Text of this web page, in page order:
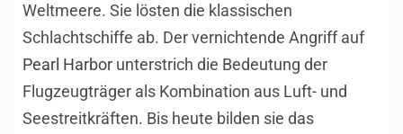
Weltmeere. Sie lösten die klassischen
Schlachtschiffe ab. Der vernichtende Angriff auf
Pearl Harbor unterstrich die Bedeutung der
Flugzeugträger als Kombination aus Luft- und
Seestreitkräften. Bis heute bilden sie das